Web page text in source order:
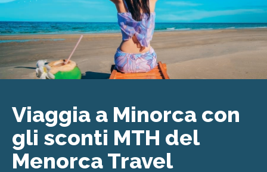
Viaggia a Minorca con
gli sconti MTH del
Menorca Travel